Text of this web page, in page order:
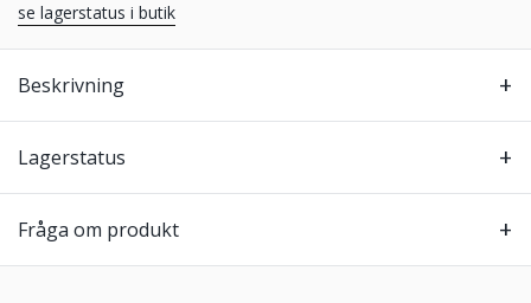
se lagerstatus i butik
Beskrivning
Lagerstatus
Fråga om produkt